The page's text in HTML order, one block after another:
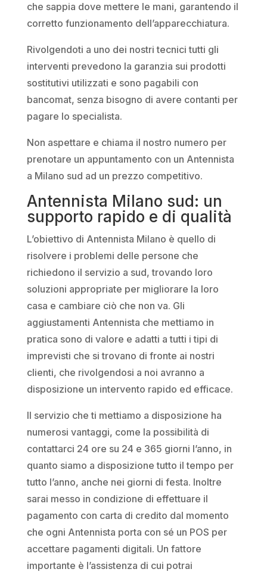
che sappia dove mettere le mani, garantendo il
corretto funzionamento dell’apparecchiatura.
Rivolgendoti a uno dei nostri tecnici tutti gli
interventi prevedono la garanzia sui prodotti
sostitutivi utilizzati e sono pagabili con
bancomat, senza bisogno di avere contanti per
pagare lo specialista.
Non aspettare e chiama il nostro numero per
prenotare un appuntamento con un Antennista
a Milano sud ad un prezzo competitivo.
Antennista Milano sud: un
supporto rapido e di qualità
L’obiettivo di Antennista Milano è quello di
risolvere i problemi delle persone che
richiedono il servizio a sud, trovando loro
soluzioni appropriate per migliorare la loro
casa e cambiare ciò che non va. Gli
aggiustamenti Antennista che mettiamo in
pratica sono di valore e adatti a tutti i tipi di
imprevisti che si trovano di fronte ai nostri
clienti, che rivolgendosi a noi avranno a
disposizione un intervento rapido ed efficace.
Il servizio che ti mettiamo a disposizione ha
numerosi vantaggi, come la possibilità di
contattarci 24 ore su 24 e 365 giorni l’anno, in
quanto siamo a disposizione tutto il tempo per
tutto l’anno, anche nei giorni di festa. Inoltre
sarai messo in condizione di effettuare il
pagamento con carta di credito dal momento
che ogni Antennista porta con sé un POS per
accettare pagamenti digitali. Un fattore
importante è l’assistenza di cui potrai